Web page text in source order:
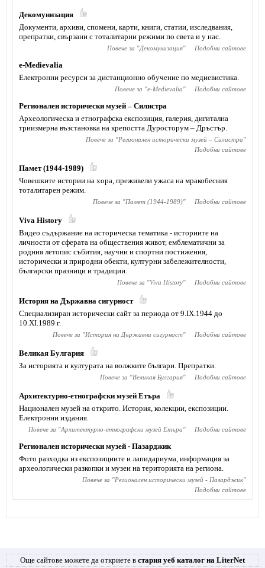
Декомунизация
Документи, архиви, спомени, карти, книги, статии, изследвания,
препратки, свързани с тоталитарни режими по света и у нас.
Повече за "Декомунизация" Подобни сайтове
e-Medievalia
Електронни ресурси за дистанционно обучение по медиевистика.
Повече за "e-Medievalia" Подобни сайтове
Регионален исторически музей – Силистра
Археологическа и етнографска експозиция, галерия, дигитална
триизмерна възстановка на крепостта Дуросторум – Дръстър.
Повече за "Регионален исторически музей – Силистра"
Подобни сайтове
Памет (1944-1989)
Човешките истории на хора, преживели ужаса на мракобесния
тоталитарен режим.
Повече за "Памет (1944-1989)" Подобни сайтове
Viva History
Видео съдържание на историческа тематика - историите на
личности от сферата на обществения живот, емблематични за
родния летопис събития, научни и спортни постижения,
исторически и природни обекти, културни забележителности,
български празници и традиции.
Повече за "Viva History" Подобни сайтове
История на Държавна сигурност
Специализиран исторически сайт за периода от 9.IX.1944 до
10.XI.1989 г.
Повече за "История на Държавна сигурност" Подобни сайтове
Великая Булгария
За историята и културата на волжките българи. Препратки.
Повече за "Великая Булгария" Подобни сайтове
Архитектурно-етнографски музей Етъра
Национален музей на открито. История, колекции, експозиции.
Електронни издания.
Повече за "Архитектурно-етнографски музей Етъра" Подобни сайтове
Регионален исторически музей - Пазарджик
Фото разходка из експозициите и лапидариума, информация за
археологически разкопки и музеи на територията на региона.
Повече за "Регионален исторически музей - Пазарджик"
Подобни сайтове
Още сайтове можете да откриете в стария уеб каталог на LiterNet